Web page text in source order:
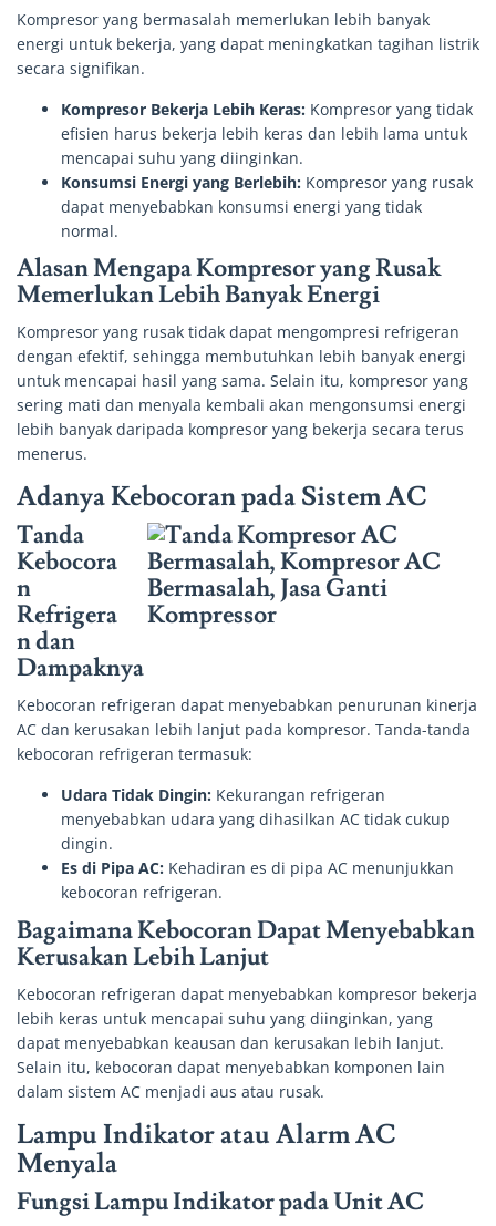
Kompresor yang bermasalah memerlukan lebih banyak
energi untuk bekerja, yang dapat meningkatkan tagihan listrik
secara signifikan.
Kompresor Bekerja Lebih Keras: Kompresor yang tidak
efisien harus bekerja lebih keras dan lebih lama untuk
mencapai suhu yang diinginkan.
Konsumsi Energi yang Berlebih: Kompresor yang rusak
dapat menyebabkan konsumsi energi yang tidak
normal.
Alasan Mengapa Kompresor yang Rusak
Memerlukan Lebih Banyak Energi
Kompresor yang rusak tidak dapat mengompresi refrigeran
dengan efektif, sehingga membutuhkan lebih banyak energi
untuk mencapai hasil yang sama. Selain itu, kompresor yang
sering mati dan menyala kembali akan mengonsumsi energi
lebih banyak daripada kompresor yang bekerja secara terus
menerus.
Adanya Kebocoran pada Sistem AC
Tanda
Kebocora
n
Refrigera
n dan
Dampaknya
Kebocoran refrigeran dapat menyebabkan penurunan kinerja
AC dan kerusakan lebih lanjut pada kompresor. Tanda-tanda
kebocoran refrigeran termasuk:
Udara Tidak Dingin: Kekurangan refrigeran
menyebabkan udara yang dihasilkan AC tidak cukup
dingin.
Es di Pipa AC: Kehadiran es di pipa AC menunjukkan
kebocoran refrigeran.
Bagaimana Kebocoran Dapat Menyebabkan
Kerusakan Lebih Lanjut
Kebocoran refrigeran dapat menyebabkan kompresor bekerja
lebih keras untuk mencapai suhu yang diinginkan, yang
dapat menyebabkan keausan dan kerusakan lebih lanjut.
Selain itu, kebocoran dapat menyebabkan komponen lain
dalam sistem AC menjadi aus atau rusak.
Lampu Indikator atau Alarm AC
Menyala
Fungsi Lampu Indikator pada Unit AC